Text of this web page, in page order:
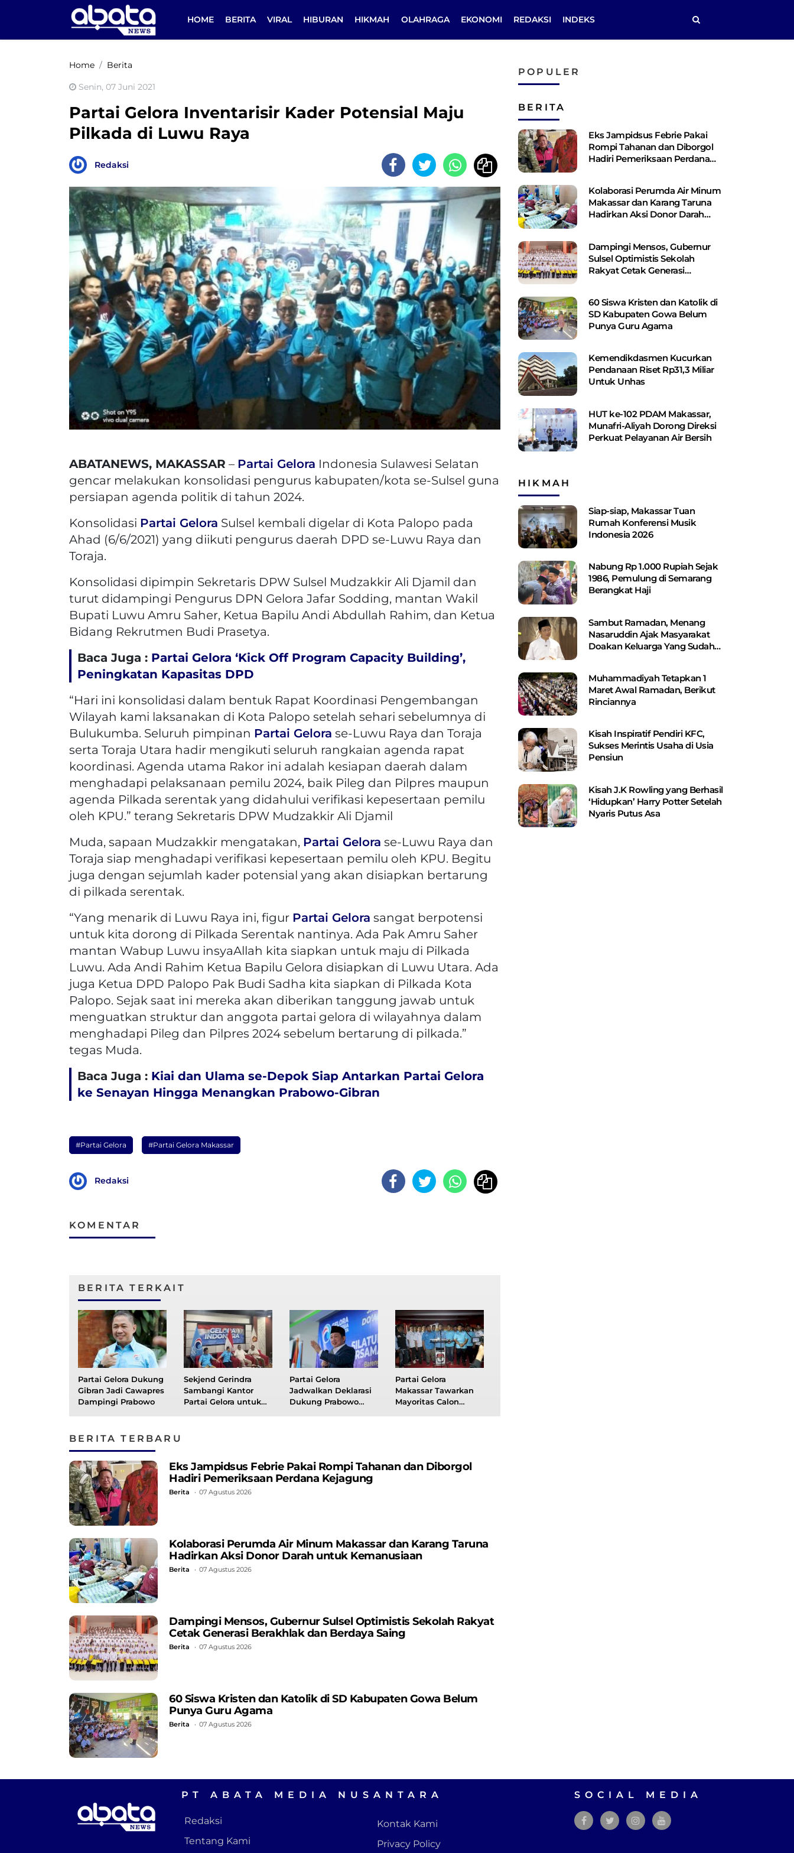
HOME BERITA VIRAL HIBURAN HIKMAH OLAHRAGA EKONOMI REDAKSI INDEKS
Home Berita
Senin, 07 Juni 2021
Partai Gelora Inventarisir Kader Potensial Maju
Pilkada di Luwu Raya
Redaksi
ABATANEWS, MAKASSAR – Partai Gelora Indonesia Sulawesi Selatan
gencar melakukan konsolidasi pengurus kabupaten/kota se-Sulsel guna
persiapan agenda politik di tahun 2024.
Konsolidasi Partai Gelora Sulsel kembali digelar di Kota Palopo pada
Ahad (6/6/2021) yang diikuti pengurus daerah DPD se-Luwu Raya dan
Toraja.
Konsolidasi dipimpin Sekretaris DPW Sulsel Mudzakkir Ali Djamil dan
turut didampingi Pengurus DPN Gelora Jafar Sodding, mantan Wakil
Bupati Luwu Amru Saher, Ketua Bapilu Andi Abdullah Rahim, dan Ketua
Bidang Rekrutmen Budi Prasetya.
Baca Juga : Partai Gelora ‘Kick Off Program Capacity Building’,
Peningkatan Kapasitas DPD
“Hari ini konsolidasi dalam bentuk Rapat Koordinasi Pengembangan
Wilayah kami laksanakan di Kota Palopo setelah sehari sebelumnya di
Bulukumba. Seluruh pimpinan Partai Gelora se-Luwu Raya dan Toraja
serta Toraja Utara hadir mengikuti seluruh rangkaian agenda rapat
koordinasi. Agenda utama Rakor ini adalah kesiapan daerah dalam
menghadapi pelaksanaan pemilu 2024, baik Pileg dan Pilpres maupun
agenda Pilkada serentak yang didahului verifikasi kepesertaan pemilu
oleh KPU.” terang Sekretaris DPW Mudzakkir Ali Djamil
Muda, sapaan Mudzakkir mengatakan, Partai Gelora se-Luwu Raya dan
Toraja siap menghadapi verifikasi kepesertaan pemilu oleh KPU. Begitu
juga dengan sejumlah kader potensial yang akan disiapkan bertarung
di pilkada serentak.
“Yang menarik di Luwu Raya ini, figur Partai Gelora sangat berpotensi
untuk kita dorong di Pilkada Serentak nantinya. Ada Pak Amru Saher
mantan Wabup Luwu insyaAllah kita siapkan untuk maju di Pilkada
Luwu. Ada Andi Rahim Ketua Bapilu Gelora disiapkan di Luwu Utara. Ada
juga Ketua DPD Palopo Pak Budi Sadha kita siapkan di Pilkada Kota
Palopo. Sejak saat ini mereka akan diberikan tanggung jawab untuk
menguatkan struktur dan anggota partai gelora di wilayahnya dalam
menghadapi Pileg dan Pilpres 2024 sebelum bertarung di pilkada.”
tegas Muda.
Baca Juga : Kiai dan Ulama se-Depok Siap Antarkan Partai Gelora
ke Senayan Hingga Menangkan Prabowo-Gibran
#Partai Gelora #Partai Gelora Makassar
Redaksi
KOMENTAR
BERITA TERKAIT
Partai Gelora Dukung
Gibran Jadi Cawapres
Dampingi Prabowo
Sekjend Gerindra
Sambangi Kantor
Partai Gelora untuk
Partai Gelora
Jadwalkan Deklarasi
Dukung Prabowo
Partai Gelora
Makassar Tawarkan
Mayoritas Calon
BERITA TERBARU
Eks Jampidsus Febrie Pakai Rompi Tahanan dan Diborgol
Hadiri Pemeriksaan Perdana Kejagung
Berita 07 Agustus 2026
Kolaborasi Perumda Air Minum Makassar dan Karang Taruna
Hadirkan Aksi Donor Darah untuk Kemanusiaan
Berita 07 Agustus 2026
Dampingi Mensos, Gubernur Sulsel Optimistis Sekolah Rakyat
Cetak Generasi Berakhlak dan Berdaya Saing
Berita 07 Agustus 2026
60 Siswa Kristen dan Katolik di SD Kabupaten Gowa Belum
Punya Guru Agama
Berita 07 Agustus 2026
POPULER
BERITA
Eks Jampidsus Febrie Pakai
Rompi Tahanan dan Diborgol
Hadiri Pemeriksaan Perdana
Kolaborasi Perumda Air Minum
Makassar dan Karang Taruna
Hadirkan Aksi Donor Darah
Dampingi Mensos, Gubernur
Sulsel Optimistis Sekolah
Rakyat Cetak Generasi
60 Siswa Kristen dan Katolik di
SD Kabupaten Gowa Belum
Punya Guru Agama
Kemendikdasmen Kucurkan
Pendanaan Riset Rp31,3 Miliar
Untuk Unhas
HUT ke-102 PDAM Makassar,
Munafri-Aliyah Dorong Direksi
Perkuat Pelayanan Air Bersih
HIKMAH
Siap-siap, Makassar Tuan
Rumah Konferensi Musik
Indonesia 2026
Nabung Rp 1.000 Rupiah Sejak
1986, Pemulung di Semarang
Berangkat Haji
Sambut Ramadan, Menang
Nasaruddin Ajak Masyarakat
Doakan Keluarga Yang Sudah
Muhammadiyah Tetapkan 1
Maret Awal Ramadan, Berikut
Rinciannya
Kisah Inspiratif Pendiri KFC,
Sukses Merintis Usaha di Usia
Pensiun
Kisah J.K Rowling yang Berhasil
‘Hidupkan’ Harry Potter Setelah
Nyaris Putus Asa
PT ABATA MEDIA NUSANTARA
Redaksi
Tentang Kami
Kontak Kami
Privacy Policy
SOCIAL MEDIA